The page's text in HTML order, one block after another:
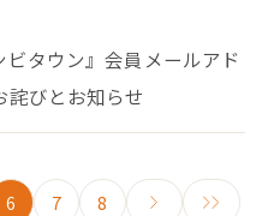
タウン』会員メールアド
詫びとお知らせ
6 7 8